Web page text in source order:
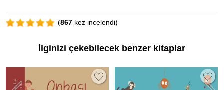
(867 kez incelendi)
İlginizi çekebilecek benzer kitaplar